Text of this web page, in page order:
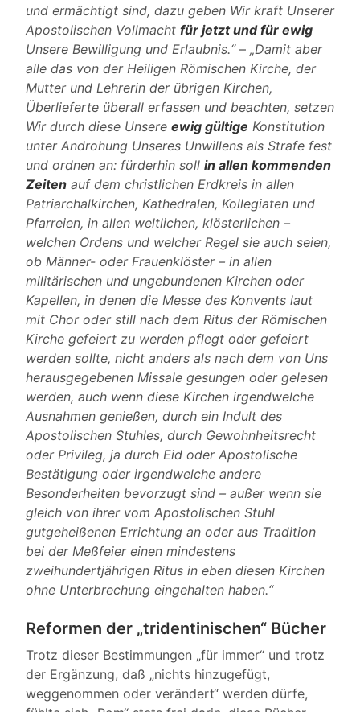
und ermächtigt sind, dazu geben Wir kraft Unserer
Apostolischen Vollmacht für jetzt und für ewig
Unsere Bewilligung und Erlaubnis.“– „Damit aber
alle das von der Heiligen Römischen Kirche, der
Mutter und Lehrerin der übrigen Kirchen,
Überlieferte überall erfassen und beachten, setzen
Wir durch diese Unsere ewig gültige Konstitution
unter Androhung Unseres Unwillens als Strafe fest
und ordnen an: fürderhin soll in allen kommenden
Zeiten auf dem christlichen Erdkreis in allen
Patriarchalkirchen, Kathedralen, Kollegiaten und
Pfarreien, in allen weltlichen, klösterlichen –
welchen Ordens und welcher Regel sie auch seien,
ob Männer- oder Frauenklöster – in allen
militärischen und ungebundenen Kirchen oder
Kapellen, in denen die Messe des Konvents laut
mit Chor oder still nach dem Ritus der Römischen
Kirche gefeiert zu werden pflegt oder gefeiert
werden sollte, nicht anders als nach dem von Uns
herausgegebenen Missale gesungen oder gelesen
werden, auch wenn diese Kirchen irgendwelche
Ausnahmen genießen, durch ein Indult des
Apostolischen Stuhles, durch Gewohnheitsrecht
oder Privileg, ja durch Eid oder Apostolische
Bestätigung oder irgendwelche andere
Besonderheiten bevorzugt sind – außer wenn sie
gleich von ihrer vom Apostolischen Stuhl
gutgeheißenen Errichtung an oder aus Tradition
bei der Meßfeier einen mindestens
zweihundertjährigen Ritus in eben diesen Kirchen
ohne Unterbrechung eingehalten haben.“
Reformen der „tridentinischen“ Bücher
Trotz dieser Bestimmungen „für immer“ und trotz
der Ergänzung, daß „nichts hinzugefügt,
weggenommen oder verändert“ werden dürfe,